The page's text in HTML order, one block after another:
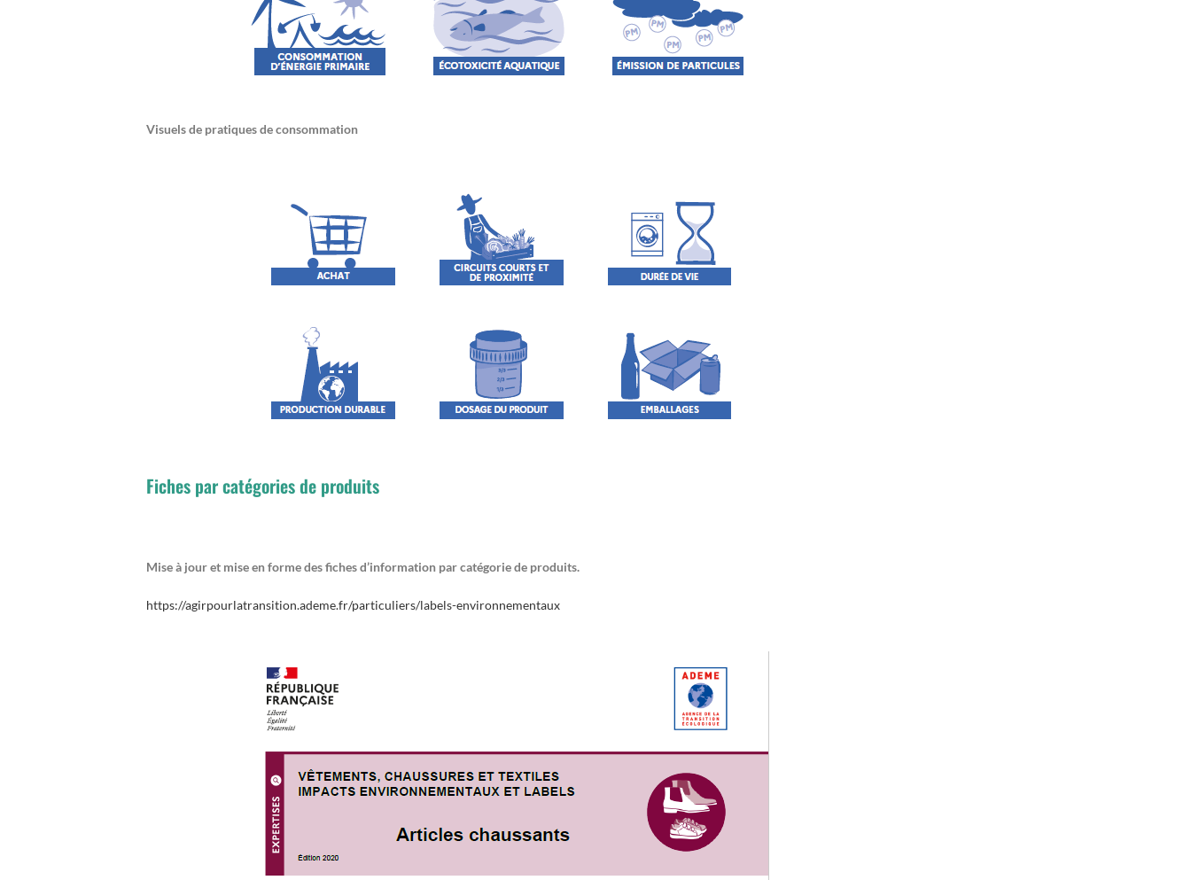
Visuels de pratiques de consommation
Fiches par catégories de produits
Mise à jour et mise en forme des fiches d’information par catégorie de produits.
https://agirpourlatransition.ademe.fr/particuliers/labels-environnementaux